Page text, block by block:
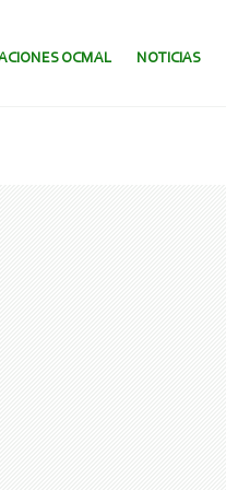
OCMAL NOTICIAS